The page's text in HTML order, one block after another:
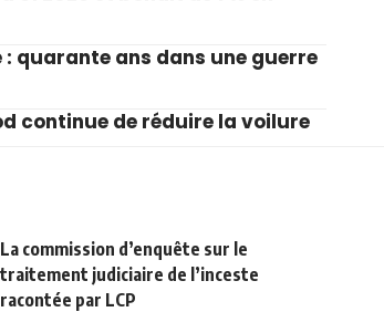
: quarante ans dans une guerre
continue de réduire la voilure
La commission d’enquête sur le
traitement judiciaire de l’inceste
racontée par LCP